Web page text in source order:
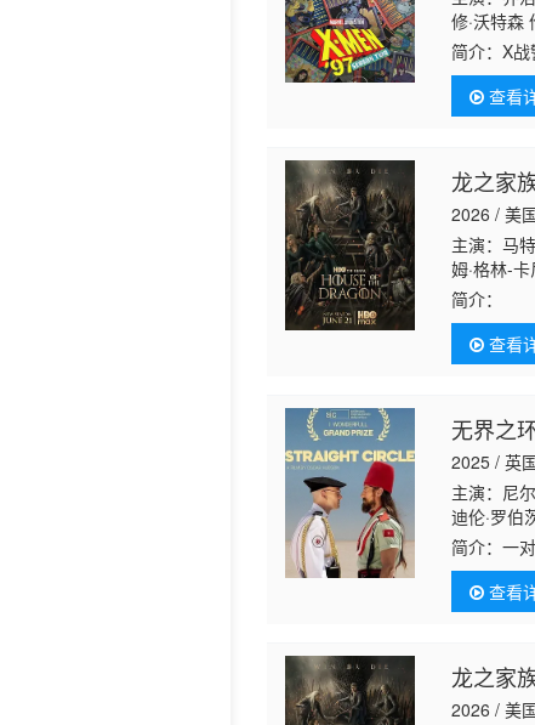
修·沃特森
简介：X
1990年代
查看
龙之家
2026 / 美
主演：马
姆·格林-
姆斯·诺顿
姆 汤姆·库
简介：
查看
无界之
2025 / 英
主演：尼
迪伦·罗伯
简介：一
失方向状
噩梦，这
查看
龙之家
2026 / 美